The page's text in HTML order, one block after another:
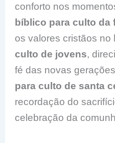
conforto nos
bíblico para culto da
os valores cristãos no
culto de jovens,
fé das novas
para culto de santa
recordação do
celebração da